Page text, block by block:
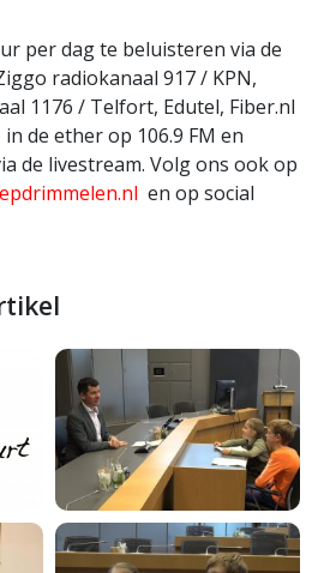
per dag te beluisteren via de
radiokanaal 917 / KPN,
1176 / Telfort, Edutel, Fiber.nl
de ether op 106.9 FM en
de livestream. Volg ons ook op
en op social